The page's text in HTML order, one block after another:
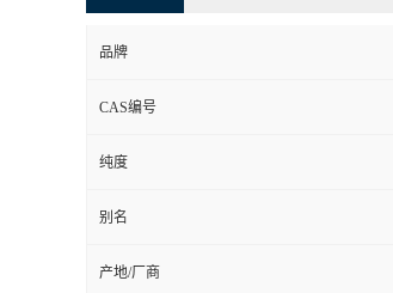
品牌
CAS编号
纯度
别名
产地/厂商